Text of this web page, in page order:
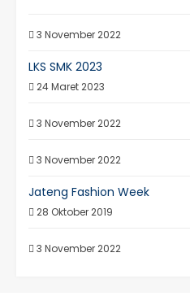
3 November 2022
LKS SMK 2023
24 Maret 2023
3 November 2022
3 November 2022
Jateng Fashion Week
28 Oktober 2019
3 November 2022